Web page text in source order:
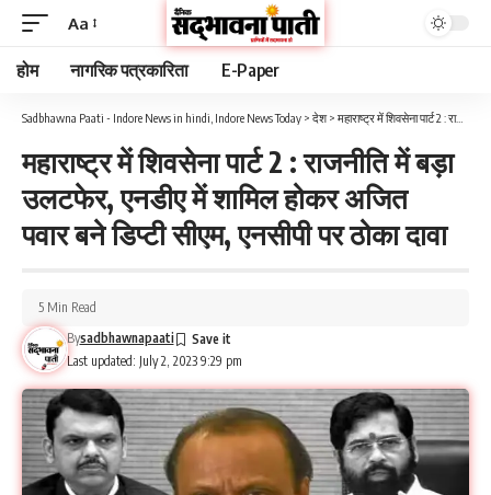
Aa
होम नागरिक पत्रकारिता E-Paper
Sadbhawna Paati - Indore News in hindi, Indore News Today > देश> महाराष्ट्र में शिवसेना पार्ट 2 : राजनीति में बड़ा उलटफेर, एनडीए में शामिल होकर अजित पवार बने डिप्टी सीएम, एनसीपी पर ठोका दावा
महाराष्ट्र में शिवसेना पार्ट 2 : राजनीति में बड़ा
उलटफेर, एनडीए में शामिल होकर अजित
पवार बने डिप्टी सीएम, एनसीपी पर ठोका दावा
Last updated: July 2, 2023 9:29 pm
Bysadbhawnapaati
5 Min Read